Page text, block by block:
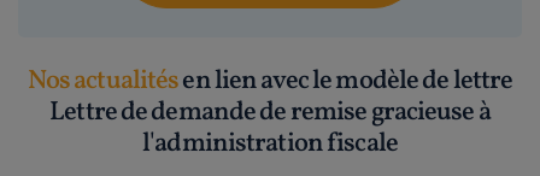
Nos actualitésen lien avec le modèle de lettre
Lettre de demande de remise gracieuse à
l'administration fiscale